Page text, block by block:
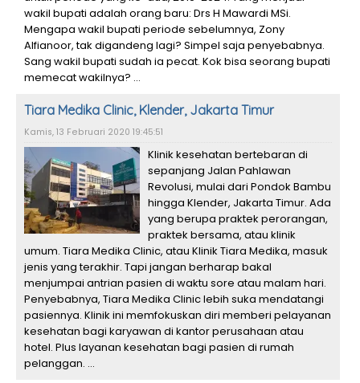
wakil bupati adalah orang baru: Drs H Mawardi MSi.
Mengapa wakil bupati periode sebelumnya, Zony
Alfianoor, tak digandeng lagi? Simpel saja penyebabnya.
Sang wakil bupati sudah ia pecat. Kok bisa seorang bupati
memecat wakilnya? ...
Tiara Medika Clinic, Klender, Jakarta Timur
Kamis, 13 Februari 2020 19:45:51
Klinik kesehatan bertebaran di
sepanjang Jalan Pahlawan
Revolusi, mulai dari Pondok Bambu
hingga Klender, Jakarta Timur. Ada
yang berupa praktek perorangan,
praktek bersama, atau klinik
umum. Tiara Medika Clinic, atau Klinik Tiara Medika, masuk
jenis yang terakhir. Tapi jangan berharap bakal
menjumpai antrian pasien di waktu sore atau malam hari.
Penyebabnya, Tiara Medika Clinic lebih suka mendatangi
pasiennya. Klinik ini memfokuskan diri memberi pelayanan
kesehatan bagi karyawan di kantor perusahaan atau
hotel. Plus layanan kesehatan bagi pasien di rumah
pelanggan. ...